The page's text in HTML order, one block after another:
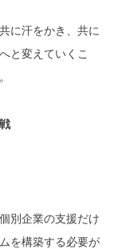
に汗をかき、共に
と変えていくこ
別企業の支援だけ
を構築する必要が